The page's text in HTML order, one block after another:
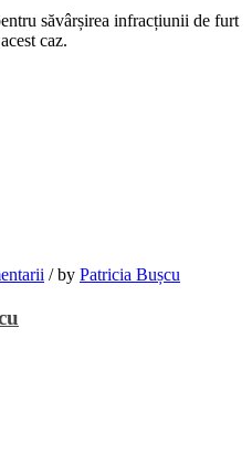
săvârșirea infracțiunii de furt
caz.
/by Patricia Bușcu